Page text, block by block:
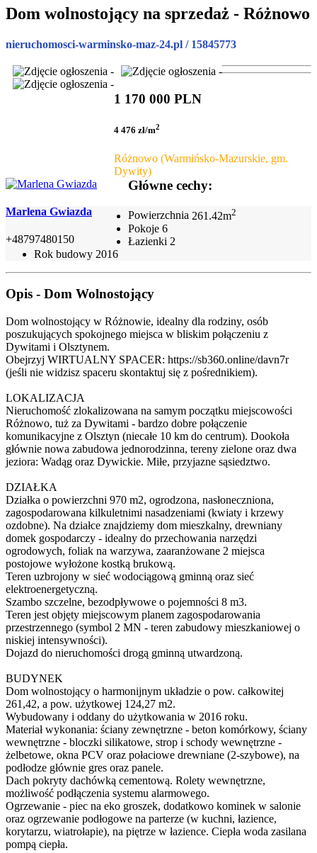
Dom wolnostojący na sprzedaż - Różnowo
nieruchomosci-warminsko-maz-24.pl / 15845773
1 170 000 PLN
4 476 zł/m2
Różnowo (Warmińsko-Mazurskie, gm.
Dywity)
Marlena Gwiazda
+48797480150
Główne cechy:
Powierzchnia 261.42m2
Pokoje 6
Łazienki 2
Rok budowy 2016
Opis - Dom Wolnostojący
Dom wolnostojący w Różnowie, idealny dla rodziny, osób
poszukujących spokojnego miejsca w bliskim połączeniu z
Dywitami i Olsztynem.
Obejrzyj WIRTUALNY SPACER: https://sb360.online/davn7r
(jeśli nie widzisz spaceru skontaktuj się z pośrednikiem).
LOKALIZACJA
Nieruchomość zlokalizowana na samym początku miejscowości
Różnowo, tuż za Dywitami - bardzo dobre połączenie
komunikacyjne z Olsztyn (niecałe 10 km do centrum). Dookoła
głównie nowa zabudowa jednorodzinna, tereny zielone oraz dwa
jeziora: Wadąg oraz Dywickie. Miłe, przyjazne sąsiedztwo.
DZIAŁKA
Działka o powierzchni 970 m2, ogrodzona, nasłoneczniona,
zagospodarowana kilkuletnimi nasadzeniami (kwiaty i krzewy
ozdobne). Na działce znajdziemy dom mieszkalny, drewniany
domek gospodarczy - idealny do przechowania narzędzi
ogrodowych, foliak na warzywa, zaaranżowane 2 miejsca
postojowe wyłożone kostką brukową.
Teren uzbrojony w sieć wodociągową gminną oraz sieć
elektroenergetyczną.
Szambo szczelne, bezodpływowe o pojemności 8 m3.
Teren jest objęty miejscowym planem zagospodarowania
przestrzennego (symbol 2 MN - teren zabudowy mieszkaniowej o
niskiej intensywności).
Dojazd do nieruchomości drogą gminną utwardzoną.
BUDYNEK
Dom wolnostojący o harmonijnym układzie o pow. całkowitej
261,42, a pow. użytkowej 124,27 m2.
Wybudowany i oddany do użytkowania w 2016 roku.
Materiał wykonania: ściany zewnętrzne - beton komórkowy, ściany
wewnętrzne - bloczki silikatowe, strop i schody wewnętrzne -
żelbetowe, okna PCV oraz połaciowe drewniane (2-szybowe), na
podłodze głównie gres oraz panele.
Dach pokryty dachówką cementową. Rolety wewnętrzne,
możliwość podłączenia systemu alarmowego.
Ogrzewanie - piec na eko groszek, dodatkowo kominek w salonie
oraz ogrzewanie podłogowe na parterze (w kuchni, łazience,
korytarzu, wiatrołapie), na piętrze w łazience. Ciepła woda zasilana
pompą ciepła.